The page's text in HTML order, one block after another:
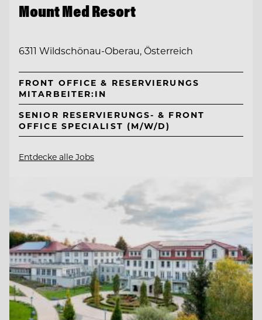
Mount Med Resort
6311 Wildschönau-Oberau, Österreich
FRONT OFFICE & RESERVIERUNGS
MITARBEITER:IN
SENIOR RESERVIERUNGS- & FRONT
OFFICE SPECIALIST (M/W/D)
Entdecke alle Jobs